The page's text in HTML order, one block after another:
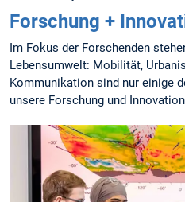
Forschung +
Im Fokus der Forschenden
Lebensumwelt: Mobilität,
Kommunikation sind nur einige
unsere Forschung und